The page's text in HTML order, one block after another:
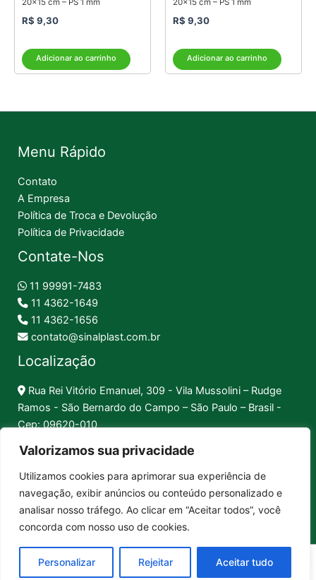
Valorizamos sua privacidade
Utilizamos cookies para aprimorar sua experiência de
navegação, exibir anúncios ou conteúdo personalizado e
analisar nosso tráfego. Ao clicar em “Aceitar todos”, você
concorda com nosso uso de cookies.
Personalizar Rejeitar Aceitar tudo
20×15 cm – PS 1 mm
R$ 9,30
Adicionar ao carrinho
20×15 cm – PS 1 mm
R$ 9,30
Adicionar ao carrinho
Menu Rápido
Contato
A Empresa
Política de Troca e Devolução
Política de Privacidade
Contate-Nos
11 99991-7483
11 4362-1649
11 4362-1656
contato@sinalplast.com.br
Localização
Rua Rei Vitório Emanuel, 309 - Vila Mussolini – Rudge
Ramos - São Bernardo do Campo – São Paulo – Brasil -
Cep: 09620-010
Pix │ Boleto │ Cartão
Copyright © 2026 Sinalplast Placas de Sinalização